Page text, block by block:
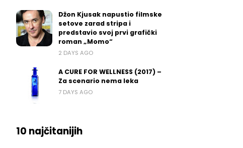
Džon Kjusak napustio filmske
setove zarad stripa i
predstavio svoj prvi grafički
roman „Momo“
2 DAYS AGO
A CURE FOR WELLNESS (2017) –
Za scenario nema leka
7 DAYS AGO
10 najčitanijih